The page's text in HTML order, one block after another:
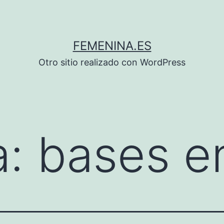
FEMENINA.ES
Otro sitio realizado con WordPress
bases